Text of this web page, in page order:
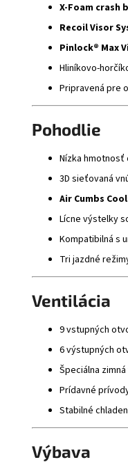
X-Foam crash
Recoil Visor
Pinlock® Max
Hliníkovo-
Pripravená pre
Pohodlie
Nízka hmotnosť
3D sieťovaná
Air Cumbs
Lícne výstelky
Kompatibilná s
Tri jazdné
Ventilácia
9 vstupných
6 výstupných
Špeciálna
Prídavné
Stabilné
Výbava